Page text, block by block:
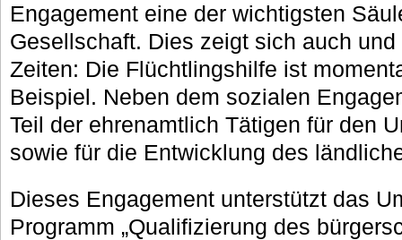
Engagement eine der wichtigsten
Gesellschaft. Dies zeigt sich auch
Zeiten: Die Flüchtlingshilfe ist
Beispiel. Neben dem sozialen
Teil der ehrenamtlich Tätigen für den
sowie für die Entwicklung des
Dieses Engagement unterstützt das
Programm „Qualifizierung des